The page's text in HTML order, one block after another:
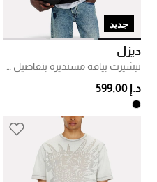
جديد
ديزل
د.إ 599,00